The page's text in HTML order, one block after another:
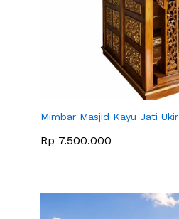
Mimbar Masjid Kayu Jati Ukir
Rp 7.500.000